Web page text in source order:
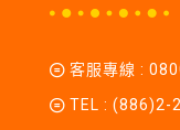
客服專線 :
TEL : (886)2-